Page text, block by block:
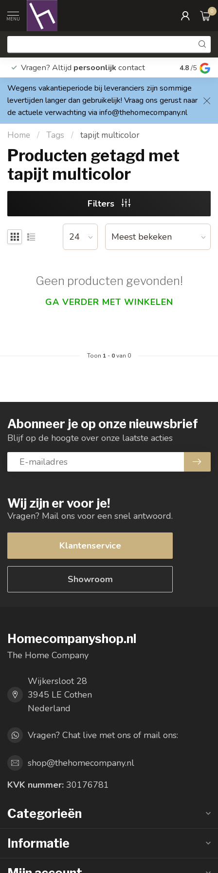
MENU
0
Vragen? Altijd persoonlijk contact Elke dag
4.8 /5
Wegens vakantieperiode bij leveranciers zijn sommige
levertijden langer dan gebruikelijk! Vraag ons gerust naar
de actuele verwachting via info@thehomecompany.nl
Home / Tags / tapijt multicolor
Producten getagd met
tapijt multicolor
Filters
Geen producten gevonden!
GA VERDER MET WINKELEN
Toon 1 - 0van 0
Wij zijn er voor je!
Vragen? Mail ons voor een snel antwoord.
Klantenservice
Showroom
Abonneer je op onze nieuwsbrief
Blijf op de hoogte over onze laatste acties
Homecompanyshop.nl
The Home Company
Wijkersloot 28
3945 LE Cothen
Nederland
Vragen? Chat live met ons of mail ons:
shop@thehomecompany.nl
KVK nummer: 30176781
Categorieën
Informatie